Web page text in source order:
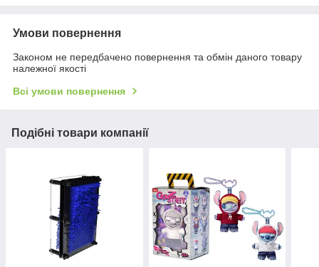
Умови повернення
Законом не передбачено повернення та обмін даного товару
належної якості
Всі умови повернення
Подібні товари компанії